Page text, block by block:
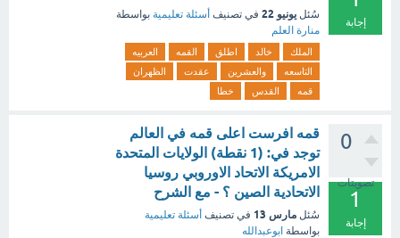
إجابة
سُئل يونيو 22 في تصنيف أسئلة تعليمية بواسطة
منارة العلم
الملك خالد اطلق القمه
العربيه
التاسعه
والعشرين عقدت
الظهران
قمه
القدس خطا
0
تصويتات
1
إجابة
قمه افرست اعلى قمه في العالم
توجد في: (1 نقطة) الولايات المتحدة
الامريكة الاتحاد الاوروبي روسيا
الاتحادية الصين ؟ - مع الشرح
سُئل مارس 13 في تصنيف أسئلة تعليمية
بواسطة ابوعبدالله